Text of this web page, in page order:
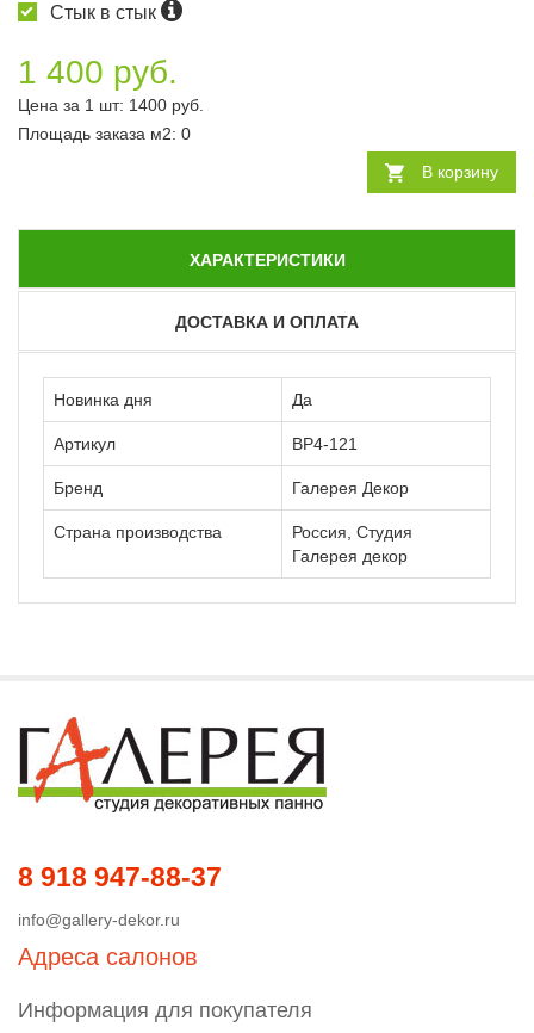
Стык в стык
1 400 руб.
Цена за 1 шт: 1400 руб.
Площадь заказа м2: 0
В корзину
ХАРАКТЕРИСТИКИ
ДОСТАВКА И ОПЛАТА
Новинка дня Да
Артикул ВР4-121
Бренд Галерея Декор
Страна производства
Россия, Студия
Галерея декор
8 918 947-88-37
info@gallery-dekor.ru
Адреса салонов
Информация для покупателя